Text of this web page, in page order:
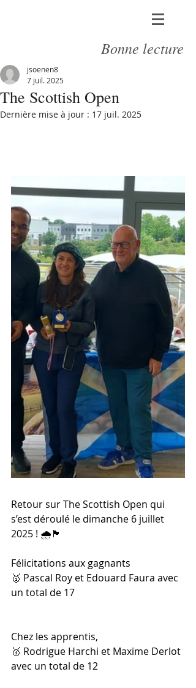
Bonne lecture
The Scottish Open
jsoenen8
7 juil. 2025
Dernière mise à jour : 17 juil. 2025
Retour sur The Scottish Open qui
s’est déroulé le dimanche 6 juillet
2025 ! 🌧️🏴󠁧󠁢󠁳󠁣󠁴󠁿
Félicitations aux gagnants
🥇 Pascal Roy et Edouard Faura avec
un total de 17
Chez les apprentis,
🥇 Rodrigue Harchi et Maxime Derlot
avec un total de 12